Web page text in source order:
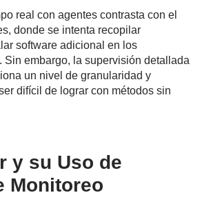
real con agentes contrasta con el
donde se intenta recopilar
software adicional en los
Sin embargo, la supervisión detallada
un nivel de granularidad y
difícil de lograr con métodos sin
y su Uso de
Monitoreo